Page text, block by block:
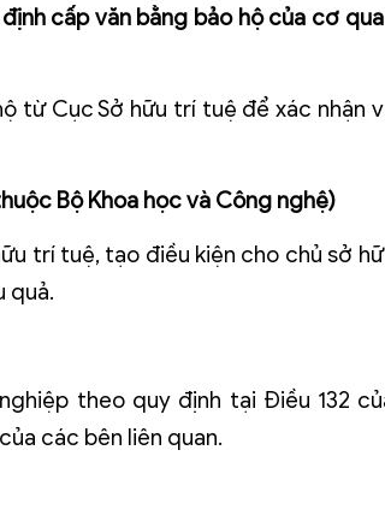
cấp văn bằng bảo hộ của cơ
từ Cục Sở hữu trí tuệ để xác nhận
Bộ Khoa học và Công nghệ)
trí tuệ, tạo điều kiện cho chủ sở
quả.
theo quy định tại Điều 132
các bên liên quan.